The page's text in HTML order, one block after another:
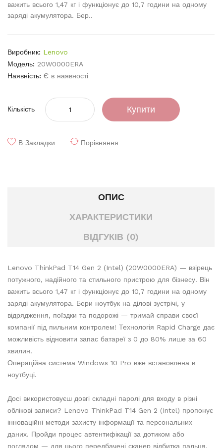
важить всього 1,47 кг і функціонує до 10,7 години на одному
заряді акумулятора. Бер..
Виробник: Lenovo
Модель: 20W0000ERA
Наявність: Є в наявності
Кількість Купити
В Закладки Порівняння
ОПИС
ХАРАКТЕРИСТИКИ
ВІДГУКІВ (0)
Lenovo ThinkPad T14 Gen 2 (Intel) (20W0000ERA) — взірець
потужного, надійного та стильного пристрою для бізнесу. Він
важить всього 1,47 кг і функціонує до 10,7 години на одному
заряді акумулятора. Бери ноутбук на ділові зустрічі, у
відрядження, поїздки та подорожі — тримай справи своєї
компанії під пильним контролем! Технологія Rapid Charge дає
можливість відновити запас батареї з 0 до 80% лише за 60
хвилин.
Операційна система Windows 10 Pro вже встановлена в
ноутбуці.
Досі використовуєш довгі складні паролі для входу в різні
облікові записи? Lenovo ThinkPad T14 Gen 2 (Intel) пропонує
інноваційні методи захисту інформації та персональних
даних. Пройди процес автентифікації за дотиком або
поглядом — для цього передбачені сканер відбитка пальця,